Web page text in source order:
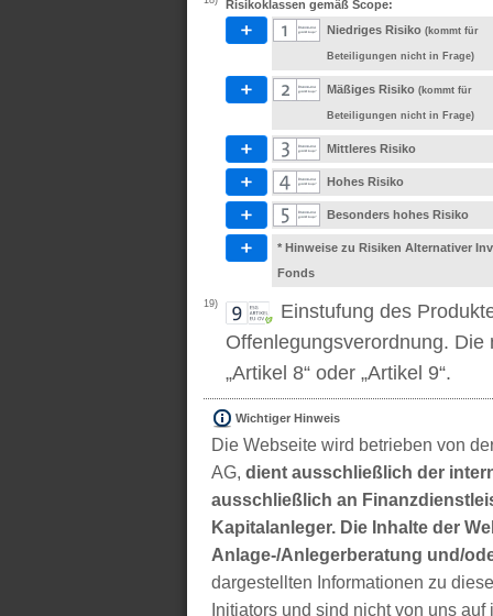
Risikoklassen gemäß Scope:
Niedriges Risiko (kommt für
Beteiligungen nicht in Frage)
Mäßiges Risiko (kommt für
Beteiligungen nicht in Frage)
Mittleres Risiko
Hohes Risiko
Besonders hohes Risiko
* Hinweise zu Risiken Alternativer
Fonds
19)
Einstufung des
Offenlegungsverordnung. Die
„Artikel 8“ oder „Artikel 9“.
Wichtiger Hinweis
Die Webseite wird betrieben von
AG, dient ausschließlich der
ausschließlich an
Kapitalanleger. Die Inhalte der
Anlage-/Anlegerberatung und/
dargestellten Informationen zu
Initiators und sind nicht von uns